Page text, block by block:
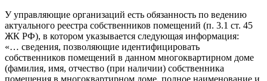
У управляющие организаций есть обязанность по ведению
актуального реестра собственников помещений (п. 3.1 ст. 45
ЖК РФ), в котором указывается следующая информация:
«… сведения, позволяющие идентифицировать
собственников помещений в данном многоквартирном доме
(фамилия, имя, отчество (при наличии) собственника
помещения в многоквартирном доме, полное наименование и